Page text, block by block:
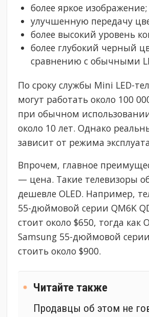
более яркое изображение;
улучшенную передачу
более высокий уровень
более глубокий черный
сравнению с обычными
По сроку службы Mini LED-
могут работать около 100
при обычном
около 10 лет. Однако
зависит от режима
Впрочем, главное
— цена. Такие телевизоры
дешевле OLED. Например,
55-дюймовой серии QM6K
стоит около $650, тогда как
Samsung 55-дюймовой
стоить около $900.
Читайте также
Продавцы об этом не